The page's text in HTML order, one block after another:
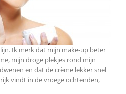
Ik merk dat mijn make-up beter
mijn droge plekjes rond mijn
en dat de crème lekker snel
vindt in de vroege ochtenden,